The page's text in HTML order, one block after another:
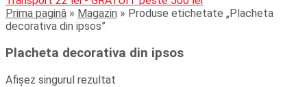
Prima pagină » Magazin » Produse etichetate „Placheta
decorativa din ipsos”
Placheta decorativa din ipsos
Afișez singurul rezultat